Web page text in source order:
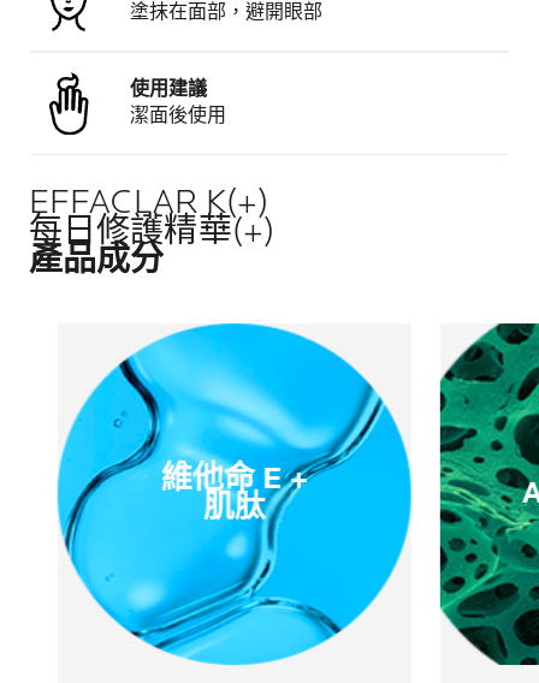
塗抹在面部，避開眼部
使用建議
潔面後使用
EFFACLAR K(+)
每日修護精華(+)
產品成分
維他命 E +
肌肽​